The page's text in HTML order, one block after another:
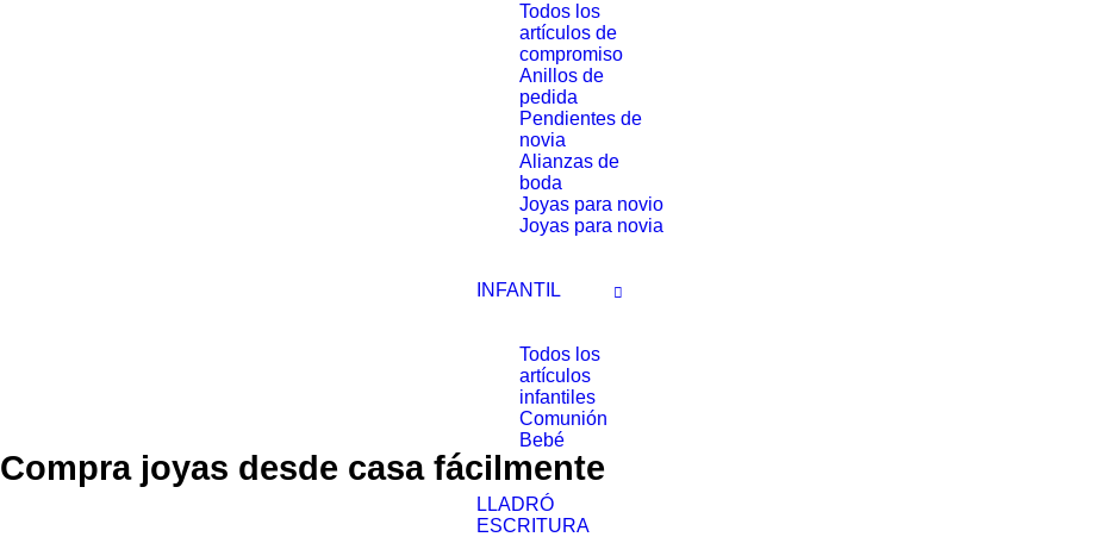
Todos los
artículos de
compromiso
Anillos de
pedida
Pendientes de
novia
Alianzas de
boda
Joyas para novio
Joyas para novia
INFANTIL
Todos los
artículos
infantiles
Comunión
Bebé
LLADRÓ
ESCRITURA
Compra joyas desde casa fácilmente